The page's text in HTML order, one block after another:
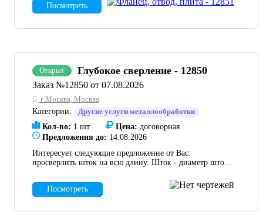
шагающей балки 02-0200.00.00.029 - 16 шт. Опорная
фиксации футеровки 02-0200.00.00.027 - 16 шт. Отвод
указать сроки поставки с предоставлением
максимальных скидок.
Посмотреть
Открыт Глубокое сверление - 12850
Заказ №12850 от 07.08.2026
г Москва, Москва
Категории:
Другие услуги металлообработки
Кол-во: 1 шт. Цена: договорная
Предложения до: 14.08.2026
Интересует следующие предложение от Вас:
просверлить шток на всю длину. Шток - диаметр штока
Материал наш, требуется только работа. Прошу выслать
Посмотреть